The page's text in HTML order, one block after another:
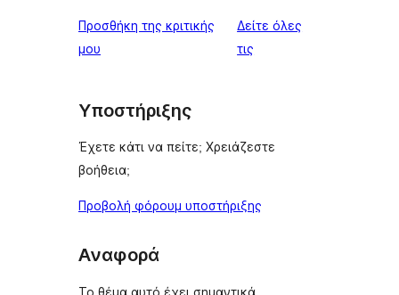
reviews
star
reviews
Προσθήκη της κριτικής
μου
Δείτε όλες
τις
Υποστήριξης
Έχετε κάτι να πείτε; Χρειάζεστε
βοήθεια;
Προβολή φόρουμ υποστήριξης
Αναφορά